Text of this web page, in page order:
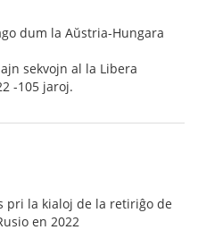
dum la Aŭstria-Hungara
sekvojn al la Libera
-105 jaroj.
pri la kialoj de la retiriĝo de
en 2022